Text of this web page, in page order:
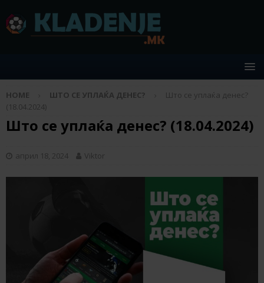
HOME ШТО СЕ УПЛАЌА ДЕНЕС?
Што се уплаќа денес?
(18.04.2024)
Што се уплаќа денес? (18.04.2024)
април 18, 2024 Viktor